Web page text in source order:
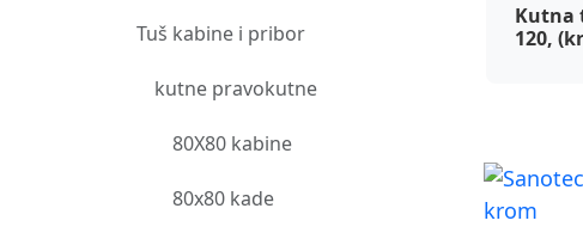
Tuš kabine i pribor
kutne pravokutne
80X80 kabine
80x80 kade
Kutna
120,